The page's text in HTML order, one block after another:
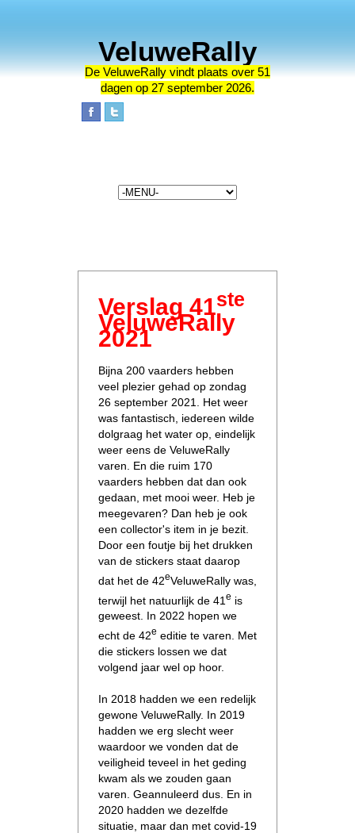
VeluweRally
De VeluweRally vindt plaats over 51
dagen op 27 september 2026.
Verslag 41ste
VeluweRally
2021
Bijna 200 vaarders hebben
veel plezier gehad op zondag
26 september 2021. Het weer
was fantastisch, iedereen wilde
dolgraag het water op, eindelijk
weer eens de VeluweRally
varen. En die ruim 170
vaarders hebben dat dan ook
gedaan, met mooi weer. Heb je
meegevaren? Dan heb je ook
een collector's item in je bezit.
Door een foutje bij het drukken
van de stickers staat daarop
dat het de 42eVeluweRally was,
terwijl het natuurlijk de 41 e is
geweest. In 2022 hopen we
echt de 42e editie te varen. Met
die stickers lossen we dat
volgend jaar wel op hoor.
In 2018 hadden we een redelijk
gewone VeluweRally. In 2019
hadden we erg slecht weer
waardoor we vonden dat de
veiligheid teveel in het geding
kwam als we zouden gaan
varen. Geannuleerd dus. En in
2020 hadden we dezelfde
situatie, maar dan met covid-19